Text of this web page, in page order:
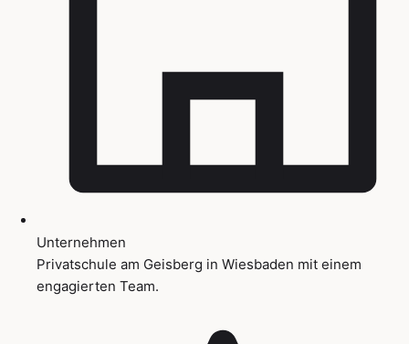
Unternehmen
Privatschule am Geisberg in Wiesbaden mit einem
engagierten Team.